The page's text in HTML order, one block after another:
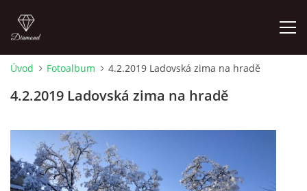
KONTAKT
Úvod Fotoalbum 4.2.2019 Ladovská zima na hradě
4.2.2019 Ladovská zima na hradě